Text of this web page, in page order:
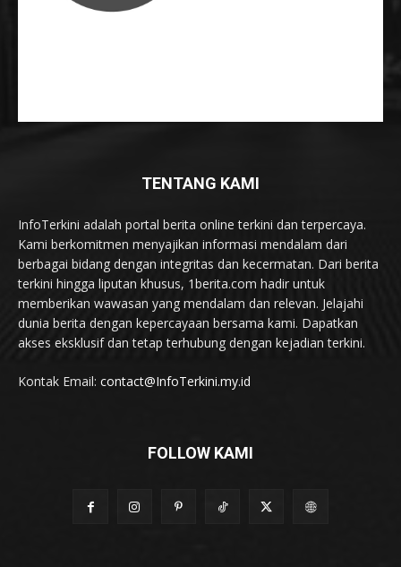
TENTANG KAMI
InfoTerkini adalah portal berita online terkini dan terpercaya.
Kami berkomitmen menyajikan informasi mendalam dari
berbagai bidang dengan integritas dan kecermatan. Dari berita
terkini hingga liputan khusus, 1berita.com hadir untuk
memberikan wawasan yang mendalam dan relevan. Jelajahi
dunia berita dengan kepercayaan bersama kami. Dapatkan
akses eksklusif dan tetap terhubung dengan kejadian terkini.
Kontak Email: contact@InfoTerkini.my.id
FOLLOW KAMI